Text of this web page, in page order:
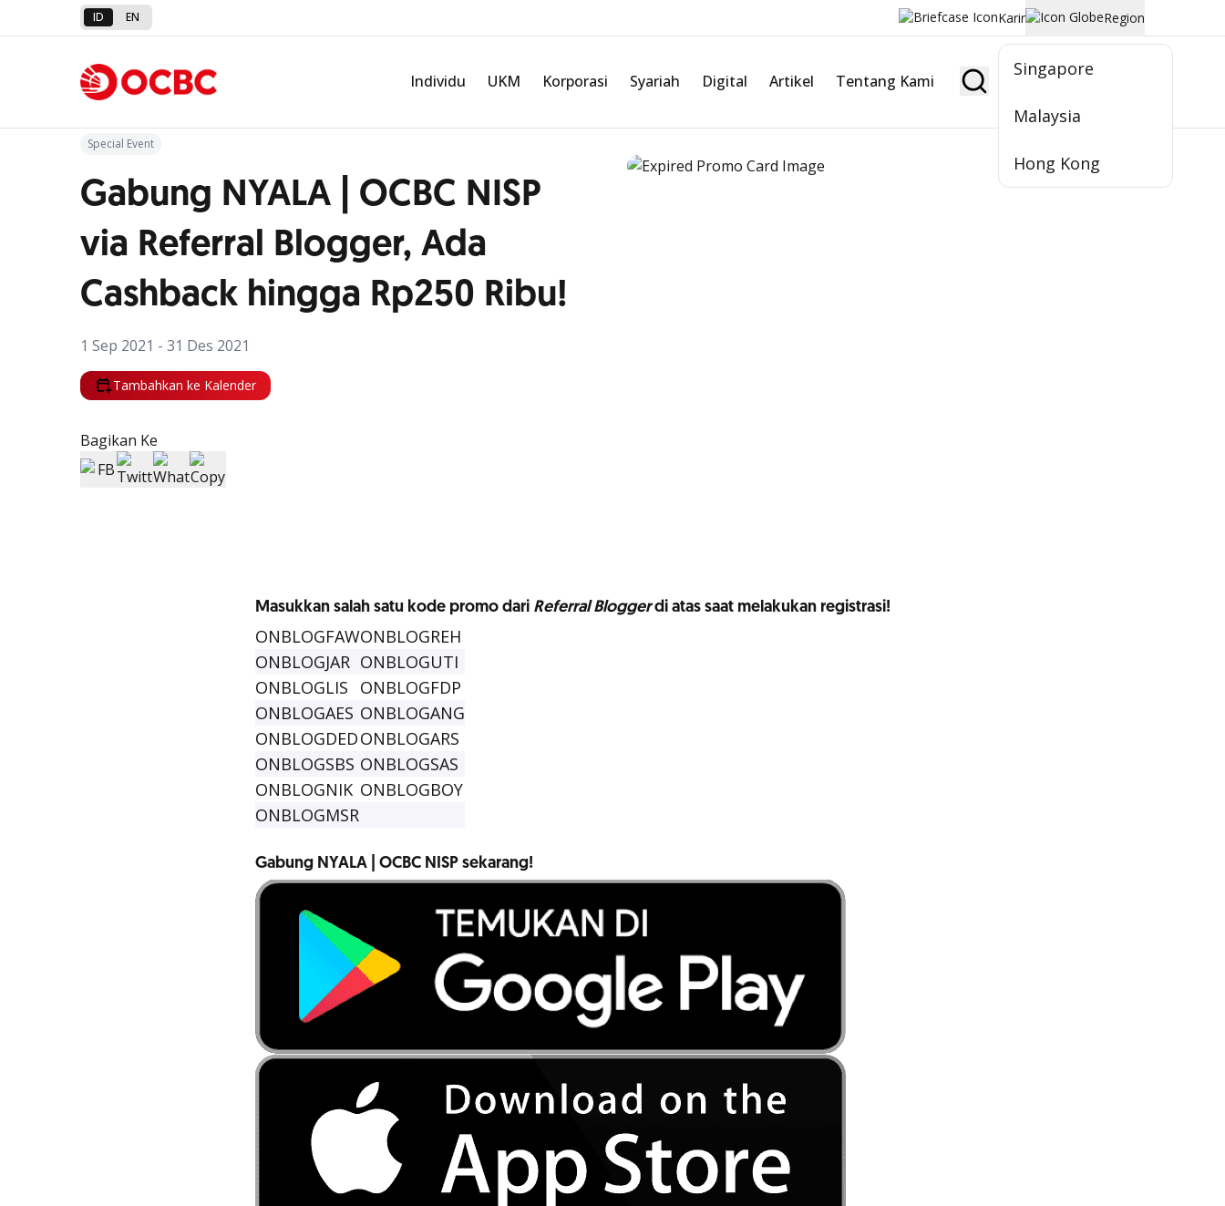
ID EN Karir Region
Singapore
Malaysia
Hong Kong
Individu UKM Korporasi Syariah Digital Artikel Tentang Kami Jadi Nasabah
Kembali ke Promo
Special Event
Gabung NYALA | OCBC NISP
via Referral Blogger, Ada
Cashback hingga Rp250 Ribu!
1 Sep 2021 - 31 Des 2021
Tambahkan ke Kalender
Bagikan Ke
Masukkan salah satu kode promo dari Referral Bloggerdi atas saat melakukan registrasi!
ONBLOGFAWONBLOGREH
ONBLOGJAR ONBLOGUTI
ONBLOGLIS
ONBLOGFDP
ONBLOGAES ONBLOGANG
ONBLOGDEDONBLOGARS
ONBLOGSBS ONBLOGSAS
ONBLOGNIK ONBLOGBOY
ONBLOGMSR
Gabung NYALA | OCBC NISP sekarang!